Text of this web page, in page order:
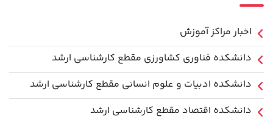
اخبار مراکز آموزش
دانشكده فناوري كشاورزی مقطع کارشناسی ارشد
دانشکده ادبیات و علوم انسانی مقطع کارشناسی ارشد
دانشکده اقتصاد مقطع کارشناسی ارشد